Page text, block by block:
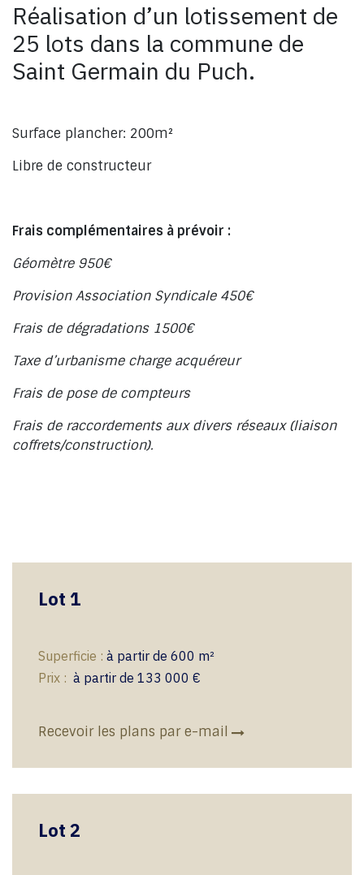
Réalisation d’un lotissement de
25 lots dans la commune de
Saint Germain du Puch.
Surface plancher: 200m²
Libre de constructeur
Frais complémentaires à prévoir :
Géomètre 950€
Provision Association Syndicale 450€
Frais de dégradations 1500€
Taxe d’urbanisme charge acquéreur
Frais de pose de compteurs
Frais de raccordements aux divers réseaux (liaison
coffrets/construction).
Lot 1
Superficie : à partir de 600 m²
Prix : à partir de 133 000 €
Recevoir les plans par e-mail
Lot 2